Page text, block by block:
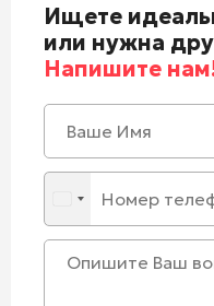
Ищете
или нужна
Напишите